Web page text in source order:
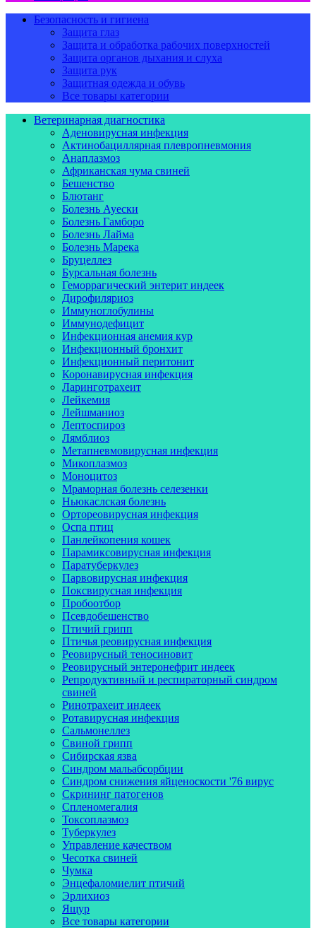
Безопасность и гигиена
Защита глаз
Защита и обработка рабочих поверхностей
Защита органов дыхания и слуха
Защита рук
Защитная одежда и обувь
Все товары категории
Ветеринарная диагностика
Аденовирусная инфекция
Актинобациллярная плевропневмония
Анаплазмоз
Африканская чума свиней
Бешенство
Блютанг
Болезнь Ауески
Болезнь Гамборо
Болезнь Лайма
Болезнь Марека
Бруцеллез
Бурсальная болезнь
Геморрагический энтерит индеек
Дирофиляриоз
Иммуноглобулины
Иммунодефицит
Инфекционная анемия кур
Инфекционный бронхит
Инфекционный перитонит
Коронавирусная инфекция
Ларинготрахеит
Лейкемия
Лейшманиоз
Лептоспироз
Лямблиоз
Метапневмовирусная инфекция
Микоплазмоз
Моноцитоз
Мраморная болезнь селезенки
Ньюкаслская болезнь
Ортореовирусная инфекция
Оспа птиц
Панлейкопения кошек
Парамиксовирусная инфекция
Паратуберкулез
Парвовирусная инфекция
Поксвирусная инфекция
Пробоотбор
Псевдобешенство
Птичий грипп
Птичья реовирусная инфекция
Реовирусный теносиновит
Реовирусный энтеронефрит индеек
Репродуктивный и респираторный синдром
свиней
Ринотрахеит индеек
Ротавирусная инфекция
Сальмонеллез
Свиной грипп
Сибирская язва
Синдром мальабсорбции
Синдром снижения яйценоскости '76 вирус
Скрининг патогенов
Спленомегалия
Токсоплазмоз
Туберкулез
Управление качеством
Чесотка свиней
Чумка
Энцефаломиелит птичий
Эрлихиоз
Ящур
Все товары категории